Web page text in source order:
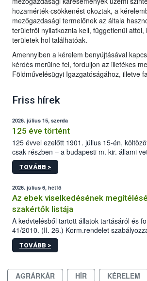
hozamérték-csökkenést okoztak, a
mezőgazdasági termelőnek az általa
területről nyilatkoznia kell, függetlenül attól,
területek hol találhatóak.
Amennyiben a kérelem benyújtásával
kérdés merülne fel, forduljon az illetékes
Földművelésügyi Igazgatóságához, illetve
Friss hírek
2026. július 15, szerda
125 éve történt
125 évvel ezelőtt 1901. július 15-én,
csak részben – a budapesti m. kir. állami
állomás a Kis Rókus utca 15. szám alatti,
tervezett új épületébe.
TOVÁBB >
2026. július 6, hétfő
Az ebek viselkedésének
szakértők listája
A kedvtelésből tartott állatok tartásáról és
41/2010. (II. 26.) Korm.rendelet
sérülés, illetve ennek veszélye
hatósági feladatokat, valamint a veszélyes
vonni az ebek viselkedésének
TOVÁBB >
AGRÁRKÁR HÍR
KÉRELEM